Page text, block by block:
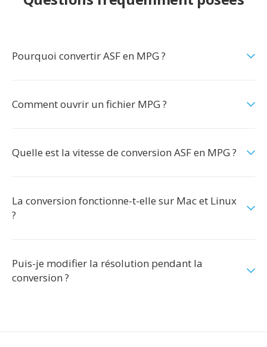
Pourquoi convertir ASF en MPG ?
Comment ouvrir un fichier MPG ?
Quelle est la vitesse de conversion ASF en MPG ?
La conversion fonctionne-t-elle sur Mac et Linux
?
Puis-je modifier la résolution pendant la
conversion ?